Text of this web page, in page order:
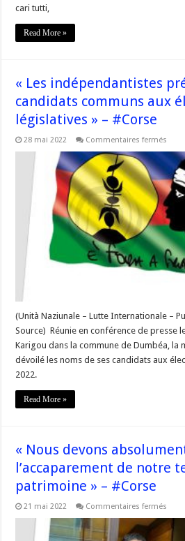
cari tutti,
Read More »
« Les indépendantistes
candidats communs aux
législatives » – #Corse
28 mai 2022 Commentaires fermés
des
–
(Unità Naziunale – Lutte Internationale –
Source) Réunie en conférence de presse
Karigou dans la commune de Dumbéa, la
dévoilé les noms de ses candidats aux
2022.
Read More »
« Nous devons
l’accaparement de notre
patrimoine » – #Corse
21 mai 2022 Commentaires fermés